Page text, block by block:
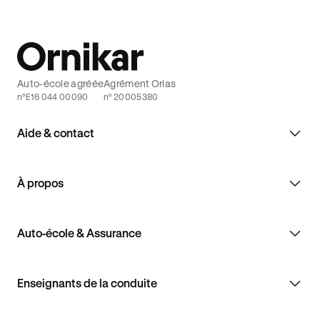
Aide & contact
À propos
Auto-école & Assurance
Enseignants de la conduite
Auto-école agréée
n°E16 044 00090
Agrément Orias
n° 20005380